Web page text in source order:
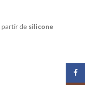
partir de silicone